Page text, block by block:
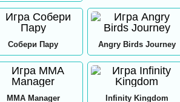
Собери Пару Angry Birds Journey
MMA Manager Infinity Kingdom